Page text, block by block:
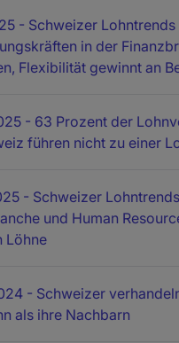
- Schweizer
in der
Flexibilität gewinnt an
- 63 Prozent der
führen nicht zu einer
- Schweizer
und Human
Löhne
- Schweizer
als ihre Nachbarn